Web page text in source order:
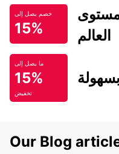
خصم يصل إلى
15%
العالم
ما يصل إلى
15%
تخفيض
Our Blog